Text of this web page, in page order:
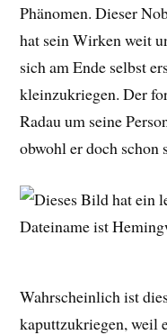
Phänomen. Dieser
hat sein Wirken weit
sich am Ende selbst
kleinzukriegen. Der
Radau um seine
obwohl er doch schon
Wahrscheinlich ist
kaputtzukriegen, weil